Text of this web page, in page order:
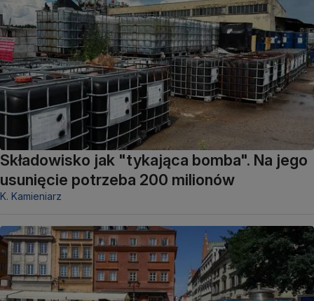
Składowisko jak "tykająca bomba". Na jego
usunięcie potrzeba 200 milionów
K. Kamieniarz